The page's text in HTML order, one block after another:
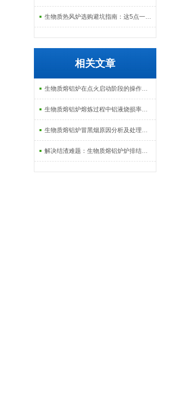
生物质热风炉选购避坑指南：这5点一定要注意
相关文章
生物质熔铝炉在点火启动阶段的操作规范与安全防范
生物质熔铝炉熔炼过程中铝液烧损率的控制技术与经济分析
生物质熔铝炉冒黑烟原因分析及处理：从配风比到炉排堵塞的排查逻辑
解决结渣难题：生物质熔铝炉炉排结构与清灰系统的改进措施